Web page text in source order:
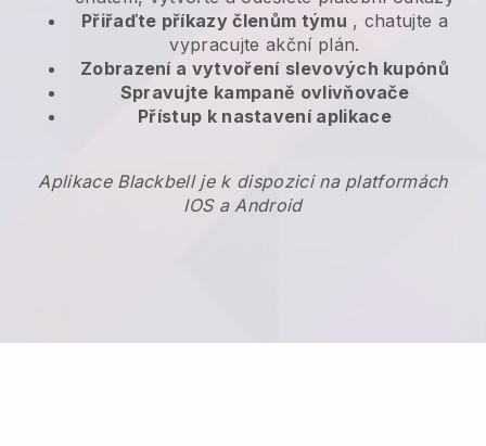
Přiřaďte příkazy členům týmu , chatujte a
vypracujte akční plán.
Zobrazení a vytvoření slevových kupónů
Spravujte kampaně ovlivňovače
Přístup k nastavení aplikace
Aplikace Blackbell je k dispozici na platformách
IOS a Android